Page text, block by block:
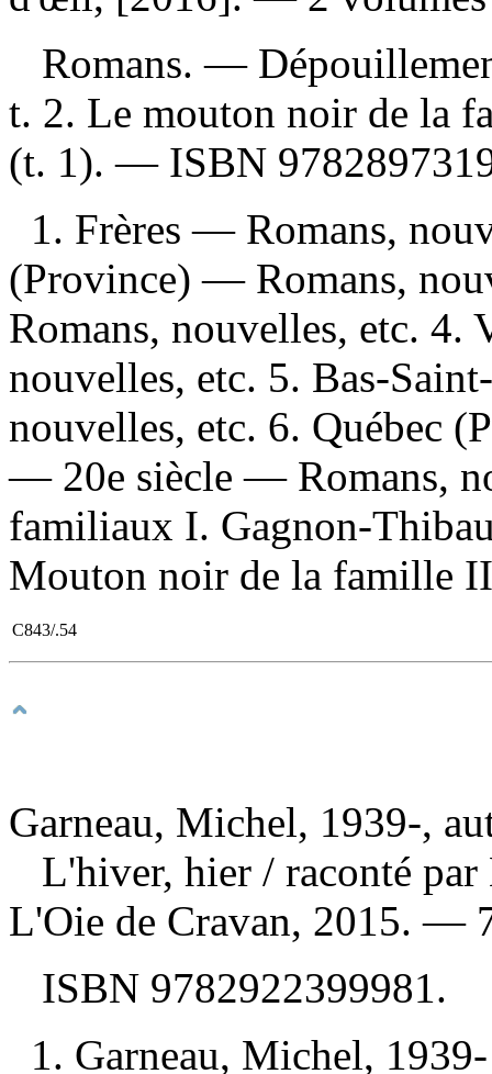
Romans. —
t. 2. Le mouton noir de la
(t. 1). — ISBN
1. Frères — Romans,
(Province) — Romans,
Romans, nouvelles, etc.
nouvelles, etc. 5. Bas-
nouvelles, etc. 6. Québec
— 20e siècle — Romans,
familiaux I. Gagnon-
Mouton noir de la famille
C843/.54
Garneau, Michel, 1939-,
L'hiver, hier / raconté
L'Oie de Cravan, 2015. —
ISBN 9782922399981.
1. Garneau, Michel,